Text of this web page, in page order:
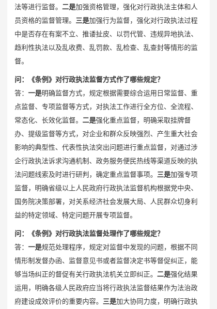
法等进行监督。 二是加强资格管理，强化对行政执法主体和人
员资格的监督管理。 三是加强行为监督，强化对行政执法过程
中是否存在有案不立、推诿扯皮、以罚代管、违规异地执法、
趋利性执法以及乱收费、乱罚款、乱检查、乱查封等情形的监
督。
问：
《条例》对行政执法监督方式作了哪些规定？
答： 一是明确监督方式，规定根据需要综合运用日常监督、重
点监督、专项监督等方式，对执法工作进行全方位、全流程、
常态化、长效化监督。 二是强化重点监督，明确采取挂牌督
办、提级监督等方式，对企业和群众反映强烈、产生重大社会
影响的典型性、代表性执法突出问题进行重点监督，对通过涉
企行政执法诉求沟通机制、政务服务便民热线等渠道反映的执
法问题线索及时进行研判，确定重点监督事项。 三是加强专项
监督，明确省级以上人民政府行政执法监督机构根据党中央、
国务院决策部署，对关系经济社会发展大局、人民群众切身利
益的特定领域、特定问题开展专项监督。
问：
《条例》对行政执法监督处理作了哪些规定？
答： 一是规范处理程序，规定对监督中发现的问题，根据不同
情形制发督办函、监督意见书或者监督决定书等督促纠正，能
够当场纠正的督促有关行政执法机关立即纠正。 二是强化结果
运用，明确各级人民政府应当将行政执法监督结果作为法治政
府建设成效评价的重要内容。 三是加大协同力度，明确行政执